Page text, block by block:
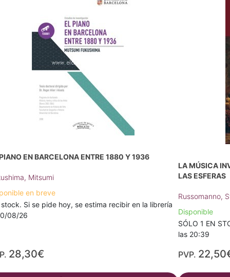
EN BARCELONA ENTRE 1880 Y 1936
Mitsumi
en breve
Si se pide hoy, se estima recibir en la librería
08/26
28,30€
LA MÚSICA
LAS ESFERAS
Russomanno,
Disponible
SÓLO 1 EN
las 20:39
PVP.